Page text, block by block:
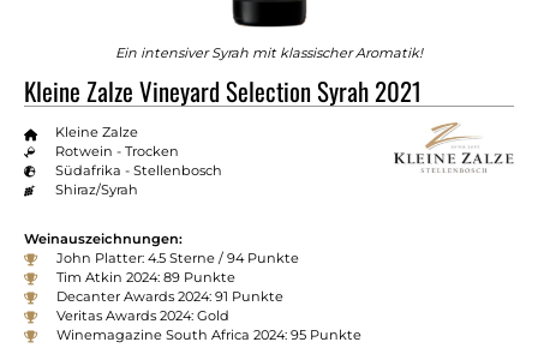
Ein intensiver Syrah mit klassischer Aromatik!
Kleine Zalze Vineyard Selection Syrah 2021
Kleine Zalze
Rotwein - Trocken
Südafrika - Stellenbosch
Shiraz/Syrah
Weinauszeichnungen:
John Platter: 4.5 Sterne / 94 Punkte
Tim Atkin 2024: 89 Punkte
Decanter Awards 2024: 91 Punkte
Veritas Awards 2024: Gold
Winemagazine South Africa 2024: 95 Punkte